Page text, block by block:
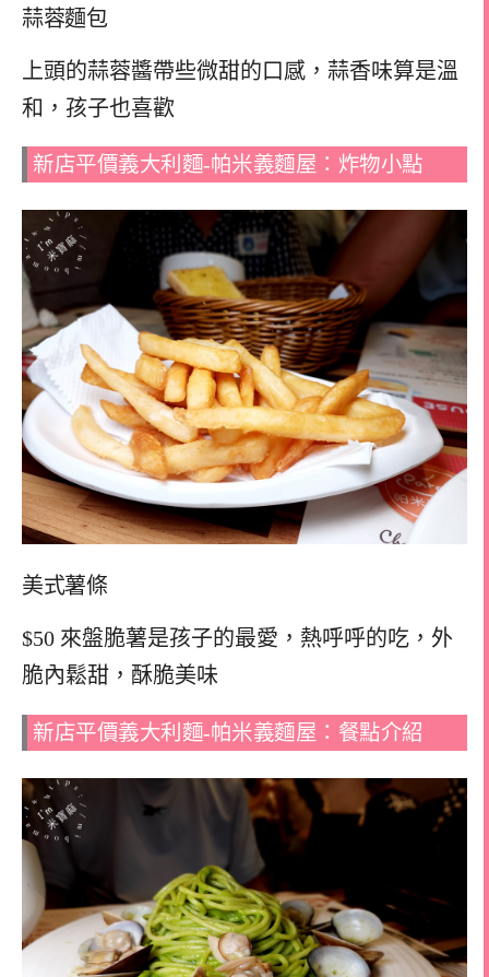
蒜蓉麵包
上頭的蒜蓉醬帶些微甜的口感，蒜香味算是溫
和，孩子也喜歡
新店平價義大利麵-帕米義麵屋：炸物小點
美式薯條
$50 來盤脆薯是孩子的最愛，熱呼呼的吃，外
脆內鬆甜，酥脆美味
新店平價義大利麵-帕米義麵屋：餐點介紹